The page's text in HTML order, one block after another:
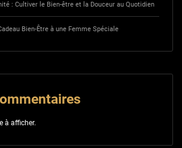
: Cultiver le Bien-être et la Douceur au Quotidien
Bien-Être à une Femme Spéciale
à afficher.